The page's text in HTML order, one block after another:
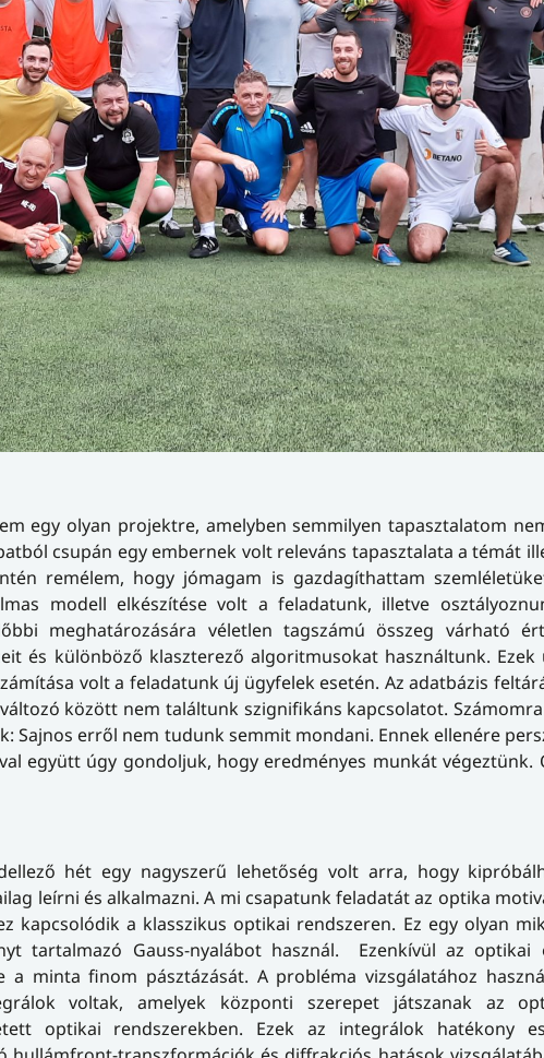
egy olyan projektre, amelyben semmilyen tapasztalatom
csupán egy embernek volt releváns tapasztalata a témát
remélem, hogy jómagam is gazdagíthattam
modell elkészítése volt a feladatunk, illetve
meghatározására véletlen tagszámú összeg várható
és különböző klaszterező algoritmusokat használtunk.
volt a feladatunk új ügyfelek esetén. Az adatbázis
között nem találtunk szignifikáns kapcsolatot.
Sajnos erről nem tudunk semmit mondani. Ennek ellenére
együtt úgy gondoljuk, hogy eredményes munkát végeztünk.
hét egy nagyszerű lehetőség volt arra, hogy
leírni és alkalmazni. A mi csapatunk feladatát az optika
kapcsolódik a klasszikus optikai rendszeren. Ez egy olyan
tartalmazó Gauss-nyalábot használ. Ezenkívül az
a minta finom pásztázását. A probléma vizsgálatához
voltak, amelyek központi szerepet játszanak az
optikai rendszerekben. Ezek az integrálok hatékony